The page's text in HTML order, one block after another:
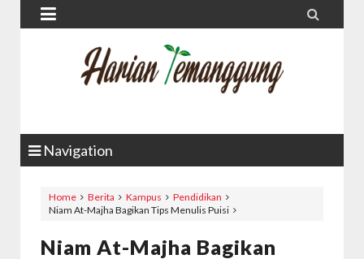
 
Navigation
Home Berita Kampus
Pendidikan
Niam At-Majha Bagikan Tips Menulis Puisi
Niam At-Majha Bagikan